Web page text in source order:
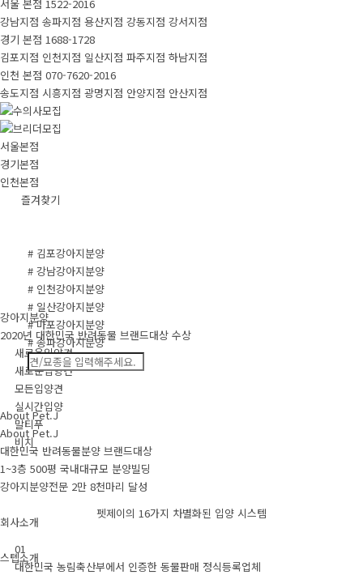
서울 본점 1522-2016
강남지점 송파지점 용산지점 강동지점 강서지점
경기 본점 1688-1728
김포지점 인천지점 일산지점 파주지점 하남지점
인천 본점 070-7620-2016
송도지점 시흥지점 광명지점 안양지점 안산지점
서울본점
경기본점
인천본점
즐겨찾기
# 김포강아지분양
# 강남강아지분양
# 인천강아지분양
# 일산강아지분양
# 마포강아지분양
# 송파강아지분양
About Pet.J
About Pet.J
대한민국 반려동물분양 브랜드대상
1~3층 500평 국내대규모 분양빌딩
강아지분양전문 2만 8천마리 달성
회사소개
스텝소개
강아지분양
2020년 대한민국 반려동물 브랜드대상 수상
새로운입양견
새로운입양견
모든입양견
실시간입양
말티푸
비치
펫제이의 16가지 차별화된 입양 시스템
01
대한민국 농림축산부에서 인증한 동물판매 정식등록업체